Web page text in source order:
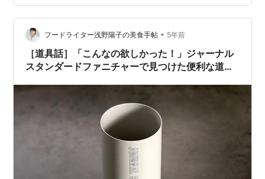
ィ「ボロネーゼ」 他にもまだたくさんラインナップがあ
りますが、とりあえず今回は気になったこちらを作って
みました。 そして「どのパスタをどのソースと組み合わ
せるか」も迷いますが…
フードライター浅野陽子の美食手帖 • 5年前
［道具話］「こんなの欲しかった！」ジャーナル
スタンダードファニチャーで見つけた便利な道具